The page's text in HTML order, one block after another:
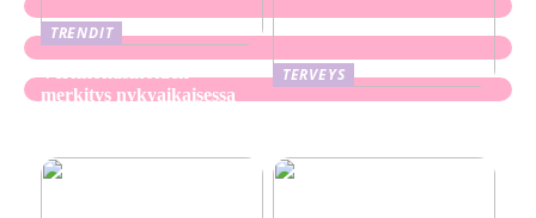
TRENDIT
merkitys nykyaikaisessa
TERVEYS